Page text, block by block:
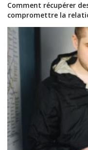
Comment récupérer
compromettre la